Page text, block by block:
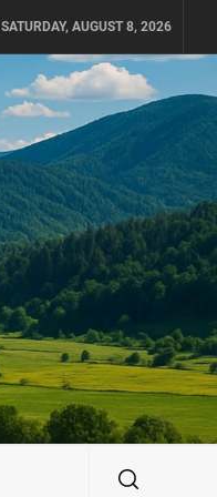
SATURDAY, AUGUST 8, 2026